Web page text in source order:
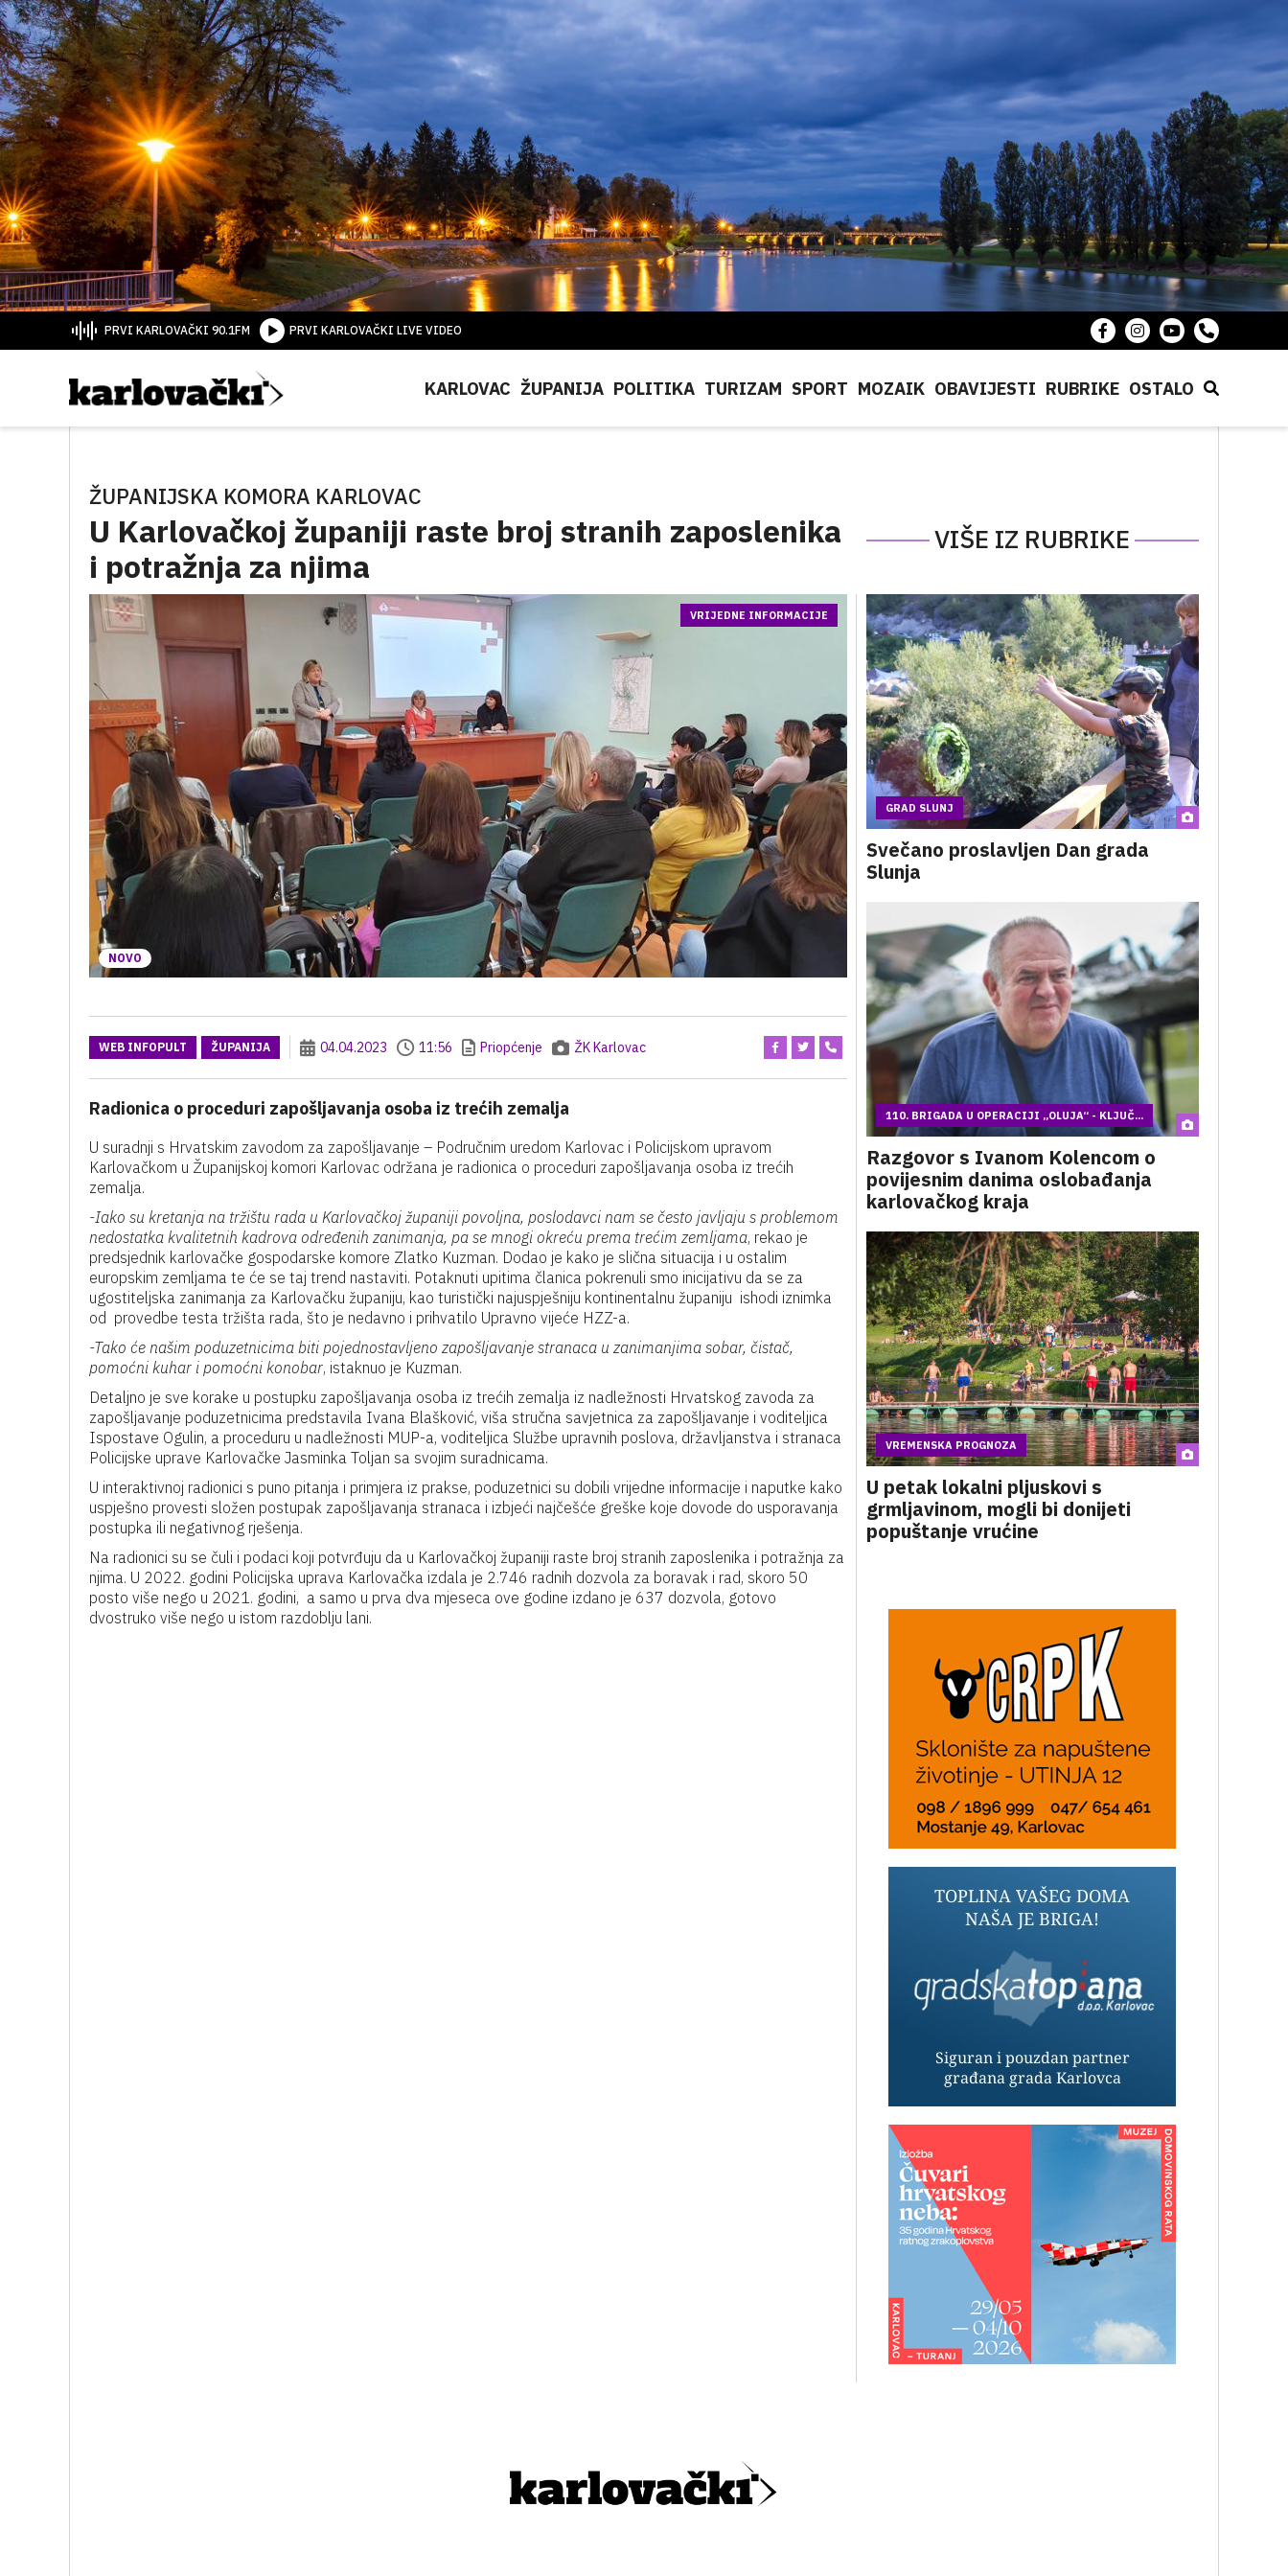
PRVI KARLOVAČKI 90.1FM PRVI KARLOVAČKI LIVE VIDEO
KARLOVAC ŽUPANIJA POLITIKA TURIZAM SPORT MOZAIK OBAVIJESTI RUBRIKE OSTALO
ŽUPANIJSKA KOMORA KARLOVAC
U Karlovačkoj županiji raste broj stranih zaposlenika
i potražnja za njima
VIŠE IZ RUBRIKE
NOVO
VRIJEDNE INFORMACIJE
WEB INFOPULT ŽUPANIJA 04.04.2023 11:56 Priopćenje ŽK Karlovac
Radionica o proceduri zapošljavanja osoba iz trećih zemalja
U suradnji s Hrvatskim zavodom za zapošljavanje – Područnim uredom Karlovac i Policijskom upravom
Karlovačkom u Županijskoj komori Karlovac održana je radionica o proceduri zapošljavanja osoba iz trećih
zemalja.
-Iako su kretanja na tržištu rada u Karlovačkoj županiji povoljna, poslodavci nam se često javljaju s problemom
nedostatka kvalitetnih kadrova određenih zanimanja, pa se mnogi okreću prema trećim zemljama, rekao je
predsjednik karlovačke gospodarske komore Zlatko Kuzman. Dodao je kako je slična situacija i u ostalim
europskim zemljama te će se taj trend nastaviti. Potaknuti upitima članica pokrenuli smo inicijativu da se za
ugostiteljska zanimanja za Karlovačku županiju, kao turistički najuspješniju kontinentalnu županiju ishodi iznimka
od provedbe testa tržišta rada, što je nedavno i prihvatilo Upravno vijeće HZZ-a.
-Tako će našim poduzetnicima biti pojednostavljeno zapošljavanje stranaca u zanimanjima sobar, čistač,
pomoćni kuhar i pomoćni konobar, istaknuo je Kuzman.
Detaljno je sve korake u postupku zapošljavanja osoba iz trećih zemalja iz nadležnosti Hrvatskog zavoda za
zapošljavanje poduzetnicima predstavila Ivana Blašković, viša stručna savjetnica za zapošljavanje i voditeljica
Ispostave Ogulin, a proceduru u nadležnosti MUP-a, voditeljica Službe upravnih poslova, državljanstva i stranaca
Policijske uprave Karlovačke Jasminka Toljan sa svojim suradnicama.
U interaktivnoj radionici s puno pitanja i primjera iz prakse, poduzetnici su dobili vrijedne informacije i naputke kako
uspješno provesti složen postupak zapošljavanja stranaca i izbjeći najčešće greške koje dovode do usporavanja
postupka ili negativnog rješenja.
Na radionici su se čuli i podaci koji potvrđuju da u Karlovačkoj županiji raste broj stranih zaposlenika i potražnja za
njima. U 2022. godini Policijska uprava Karlovačka izdala je 2.746 radnih dozvola za boravak i rad, skoro 50
posto više nego u 2021. godini, a samo u prva dva mjeseca ove godine izdano je 637 dozvola, gotovo
dvostruko više nego u istom razdoblju lani.
GRAD SLUNJ
Svečano proslavljen Dan grada
Slunja
110. BRIGADA U OPERACIJI „OLUJA“ - KLJUČ...
Razgovor s Ivanom Kolencom o
povijesnim danima oslobađanja
karlovačkog kraja
VREMENSKA PROGNOZA
U petak lokalni pljuskovi s
grmljavinom, mogli bi donijeti
popuštanje vrućine